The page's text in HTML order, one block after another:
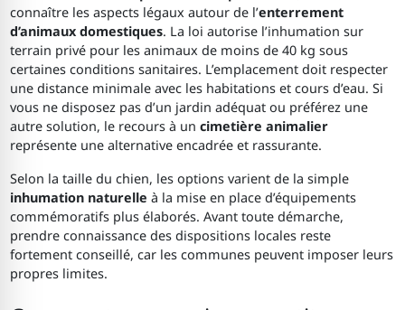
connaître les aspects légaux autour de l’enterrement
d’animaux domestiques. La loi autorise l’inhumation sur
terrain privé pour les animaux de moins de 40 kg sous
certaines conditions sanitaires. L’emplacement doit respecter
une distance minimale avec les habitations et cours d’eau. Si
vous ne disposez pas d’un jardin adéquat ou préférez une
autre solution, le recours à uncimetière animalier
représente une alternative encadrée et rassurante.
Selon la taille du chien, les options varient de la simple
inhumation naturelle à la mise en place d’équipements
commémoratifs plus élaborés. Avant toute démarche,
prendre connaissance des dispositions locales reste
fortement conseillé, car les communes peuvent imposer leurs
propres limites.